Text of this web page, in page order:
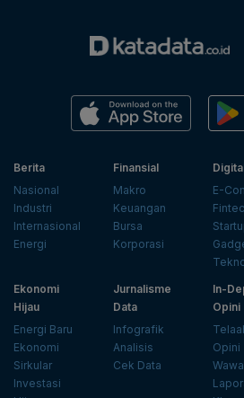
Berita
Nasional
Industri
Internasional
Energi
Finansial
Makro
Keuangan
Bursa
Korporasi
E-
Ekonomi
Hijau
Energi Baru
Ekonomi
Sirkular
Investasi
Jurnalisme
Data
Infografik
Analisis
Cek Data
In-
Opini
Opini